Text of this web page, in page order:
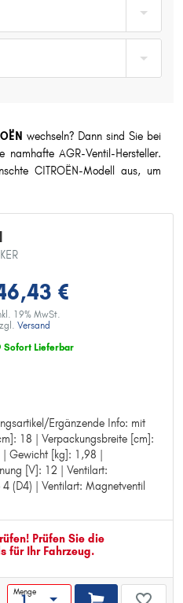
wechseln? Dann sind Sie bei
namhafte AGR-Ventil-Hersteller.
CITROËN-Modell aus, um
€
19% MwSt.
Versand
Sofort Lieferbar
Ergänzende Info: mit
18 | Verpackungsbreite [cm]:
Gewicht [kg]: 1,98 |
[V]: 12 | Ventilart:
(D4) | Ventilart: Magnetventil
mit Dichtung
Prüfen Sie die
für Ihr Fahrzeug.
Menge